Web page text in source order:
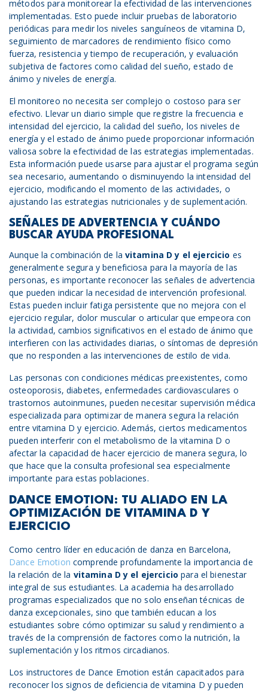
métodos para monitorear la efectividad de las intervenciones
implementadas. Esto puede incluir pruebas de laboratorio
periódicas para medir los niveles sanguíneos de vitamina D,
seguimiento de marcadores de rendimiento físico como
fuerza, resistencia y tiempo de recuperación, y evaluación
subjetiva de factores como calidad del sueño, estado de
ánimo y niveles de energía.
El monitoreo no necesita ser complejo o costoso para ser
efectivo. Llevar un diario simple que registre la frecuencia e
intensidad del ejercicio, la calidad del sueño, los niveles de
energía y el estado de ánimo puede proporcionar información
valiosa sobre la efectividad de las estrategias implementadas.
Esta información puede usarse para ajustar el programa según
sea necesario, aumentando o disminuyendo la intensidad del
ejercicio, modificando el momento de las actividades, o
ajustando las estrategias nutricionales y de suplementación.
SEÑALES DE ADVERTENCIA Y CUÁNDO
BUSCAR AYUDA PROFESIONAL
Aunque la combinación de la vitamina D y el ejercicio es
generalmente segura y beneficiosa para la mayoría de las
personas, es importante reconocer las señales de advertencia
que pueden indicar la necesidad de intervención profesional.
Estas pueden incluir fatiga persistente que no mejora con el
ejercicio regular, dolor muscular o articular que empeora con
la actividad, cambios significativos en el estado de ánimo que
interfieren con las actividades diarias, o síntomas de depresión
que no responden a las intervenciones de estilo de vida.
Las personas con condiciones médicas preexistentes, como
osteoporosis, diabetes, enfermedades cardiovasculares o
trastornos autoinmunes, pueden necesitar supervisión médica
especializada para optimizar de manera segura la relación
entre vitamina D y ejercicio. Además, ciertos medicamentos
pueden interferir con el metabolismo de la vitamina D o
afectar la capacidad de hacer ejercicio de manera segura, lo
que hace que la consulta profesional sea especialmente
importante para estas poblaciones.
DANCE EMOTION: TU ALIADO EN LA
OPTIMIZACIÓN DE VITAMINA D Y
EJERCICIO
Como centro líder en educación de danza en Barcelona,
Dance Emotion comprende profundamente la importancia de
la relación de la vitamina D y el ejercicio para el bienestar
integral de sus estudiantes. La academia ha desarrollado
programas especializados que no solo enseñan técnicas de
danza excepcionales, sino que también educan a los
estudiantes sobre cómo optimizar su salud y rendimiento a
través de la comprensión de factores como la nutrición, la
suplementación y los ritmos circadianos.
Los instructores de Dance Emotion están capacitados para
reconocer los signos de deficiencia de vitamina D y pueden